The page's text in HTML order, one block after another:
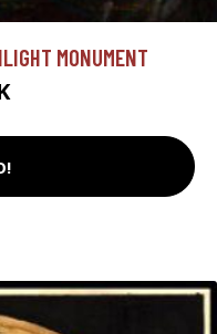
MONUMENT